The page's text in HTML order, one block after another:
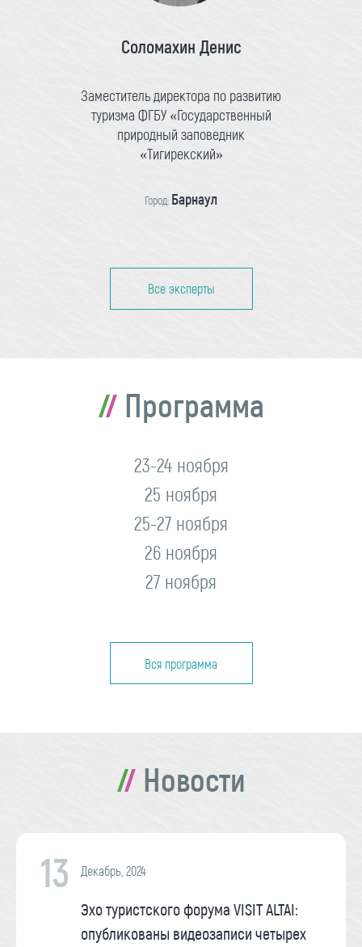
Соломахин Денис
Заместитель директора по развитию
туризма ФГБУ «Государственный
природный заповедник
«Тигирекский»
Город: Барнаул
Все эксперты
Программа
23-24 ноября
25 ноября
25-27 ноября
26 ноября
27 ноября
Вся программа
Новости
13 Декабрь, 2024
Эхо туристского форума VISIT ALTAI:
опубликованы видеозаписи четырех